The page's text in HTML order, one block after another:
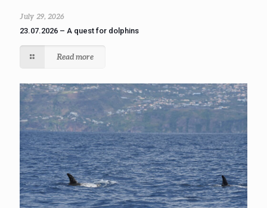
July 29, 2026
23.07.2026 – A quest for dolphins
Read more